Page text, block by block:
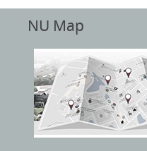
NU Map